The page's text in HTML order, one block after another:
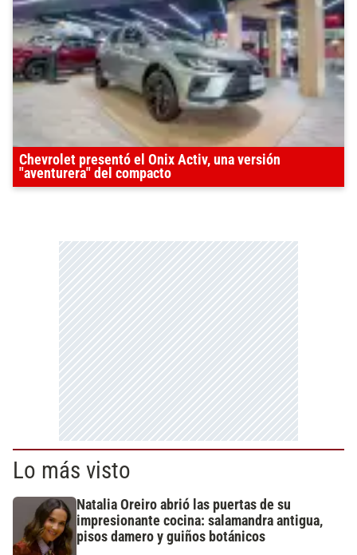
Chevrolet presentó el Onix Activ, una versión
"aventurera" del compacto
Lo más visto
Natalia Oreiro abrió las puertas de su
impresionante cocina: salamandra antigua,
pisos damero y guiños botánicos